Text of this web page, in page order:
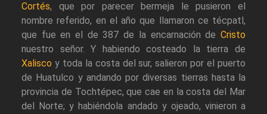
Cortés, que por parecer bermeja le pusieron el
nombre referido, en el año que llamaron ce técpatl,
que fue en el de 387 de la encarnación de Cristo
nuestro señor. Y habiendo costeado la tierra de
Xalisco y toda la costa del sur, salieron por el puerto
de Huatulco y andando por diversas tierras hasta la
provincia de Tochtépec, que cae en la costa del Mar
del Norte; y habiéndola andado y ojeado, vinieron a